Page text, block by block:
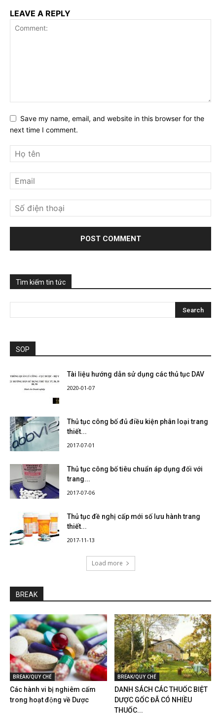
LEAVE A REPLY
Save my name, email, and website in this browser for the
next time I comment.
Tìm kiếm tin tức
SOP
Tài liệu hướng dẫn sử dụng các thủ tục DAV
2020-01-07
Thủ tục công bố đủ điều kiện phân loại trang
thiết...
2017-07-01
Thủ tục công bố tiêu chuẩn áp dụng đối với
trang...
2017-07-06
Thủ tục đề nghị cấp mới số lưu hành trang
thiết...
2017-11-13
Load more
BREAK
BREAK/QUY CHẾ
Các hành vi bị nghiêm cấm
trong hoạt động về Dược
BREAK/QUY CHẾ
DANH SÁCH CÁC THUỐC BIỆT
DƯỢC GỐC ĐÃ CÓ NHIỀU
THUỐC...